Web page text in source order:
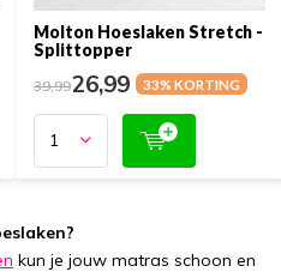
Molton Hoeslaken Stretch -
Splittopper
39,9926,99 33% KORTING
kun je jouw matras schoon en